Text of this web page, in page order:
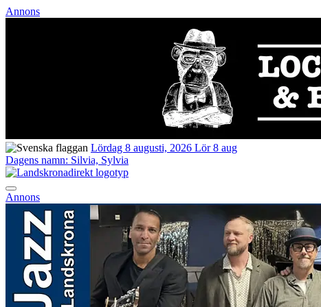
Annons
Lördag 8 augusti, 2026 Lör 8 aug
Dagens namn: Silvia, Sylvia
Annons